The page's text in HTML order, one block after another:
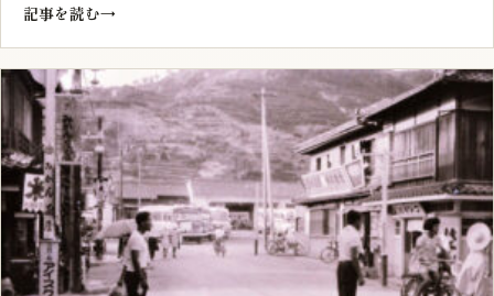
記事を読む→